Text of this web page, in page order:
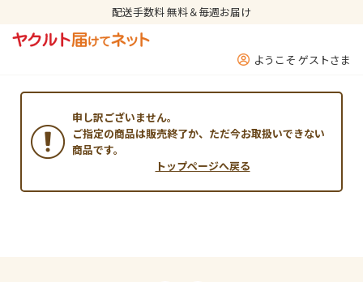
配送手数料 無料＆毎週お届け
ようこそ ゲストさま
申し訳ございません。
ご指定の商品は販売終了か、ただ今お取扱いできない
商品です。
トップページへ戻る